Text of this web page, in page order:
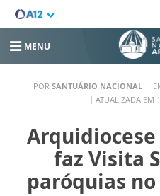
MENU
POR SANTUÁRIO NACIONAL
ATUALIZADA EM
faz Visita
paróquias